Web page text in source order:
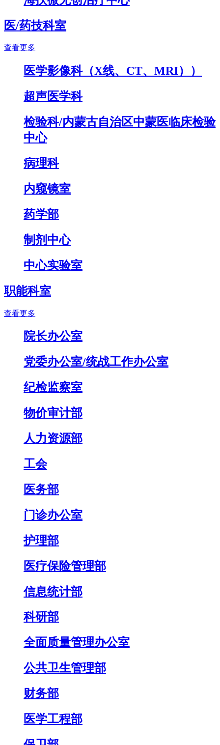
医/药技科室
查看更多
医学影像科（X线、CT、MRI））
超声医学科
检验科/内蒙古自治区中蒙医临床检验
中心
病理科
内窥镜室
药学部
制剂中心
中心实验室
职能科室
查看更多
院长办公室
党委办公室/统战工作办公室
纪检监察室
物价审计部
人力资源部
工会
医务部
门诊办公室
护理部
医疗保险管理部
信息统计部
科研部
全面质量管理办公室
公共卫生管理部
财务部
医学工程部